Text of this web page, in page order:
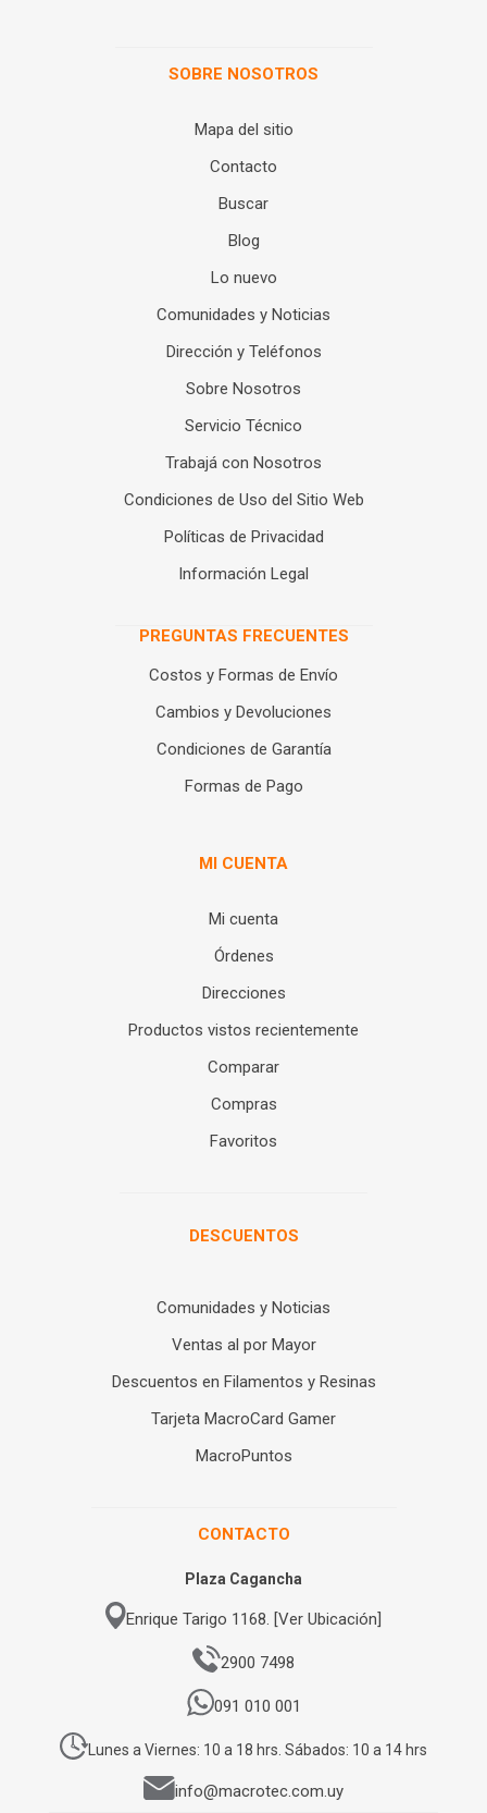
SOBRE NOSOTROS
Mapa del sitio
Contacto
Buscar
Blog
Lo nuevo
Comunidades y Noticias
Dirección y Teléfonos
Sobre Nosotros
Servicio Técnico
Trabajá con Nosotros
Condiciones de Uso del Sitio Web
Políticas de Privacidad
Información Legal
PREGUNTAS FRECUENTES
Costos y Formas de Envío
Cambios y Devoluciones
Condiciones de Garantía
Formas de Pago
MI CUENTA
Mi cuenta
Órdenes
Direcciones
Productos vistos recientemente
Comparar
Compras
Favoritos
DESCUENTOS
Comunidades y Noticias
Ventas al por Mayor
Descuentos en Filamentos y Resinas
Tarjeta MacroCard Gamer
MacroPuntos
CONTACTO
Plaza Cagancha
Enrique Tarigo 1168. [Ver Ubicación]
2900 7498
091 010 001
Lunes a Viernes: 10 a 18 hrs. Sábados: 10 a 14 hrs
info@macrotec.com.uy